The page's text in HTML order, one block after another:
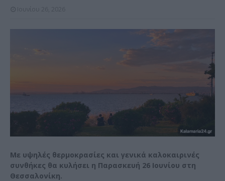
Με υψηλές θερμοκρασίες και γενικά καλοκαιρινές
συνθήκες θα κυλήσει η Παρασκευή 26 Ιουνίου στη
Θεσσαλονίκη.